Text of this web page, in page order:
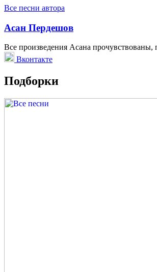
Все песни автора
Асан Пердешов
Все произведения Асана
Вконтакте
Подборки